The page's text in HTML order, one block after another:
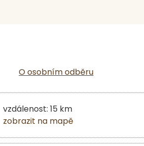
O osobním odběru
vzdálenost: 15 km
zobrazit na mapě